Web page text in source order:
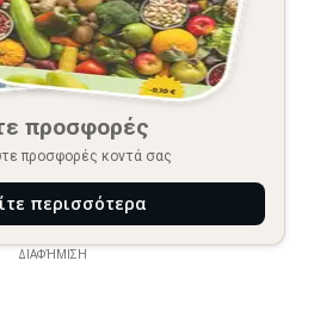
προσφορές
προσφορές κοντά σας
περισσότερα
ΔΙΑΦΉΜΙΣΗ